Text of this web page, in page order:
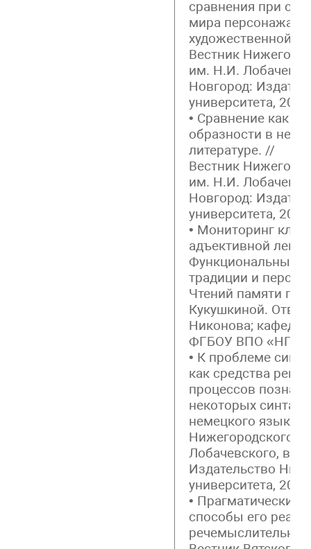
сравнения при
мира персонажа
художественной
Вестник
им. Н.И.
Новгород:
университета,
• Сравнение как
образности в
литературе. //
Вестник
им. Н.И.
Новгород:
университета,
• Мониторинг
адъективной
Функциональные
традиции и
Чтений памяти
Кукушкиной. Отв.
Никонова;
ФГБОУ ВПО
• К проблеме
как средства
процессов
некоторых
немецкого языка).
Нижегородского
Лобачевского,
Издательство
университета,
• Прагматический
способы его